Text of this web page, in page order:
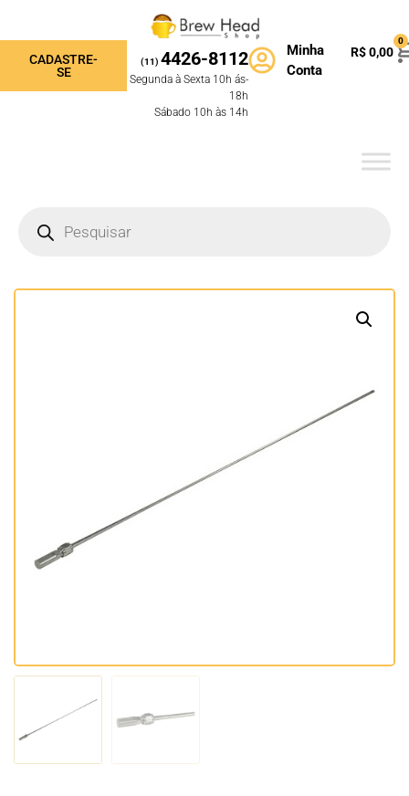
CADASTRE-
SE
(11) 4426-8112
Segunda à Sexta 10h ás-
18h
Sábado 10h às 14h
Minha
Conta
R$0,00
0